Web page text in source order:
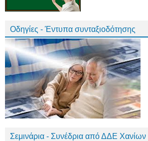
Οδηγίες - Έντυπα συνταξιοδότησης
Σεμινάρια - Συνέδρια από ΔΔΕ Χανίων